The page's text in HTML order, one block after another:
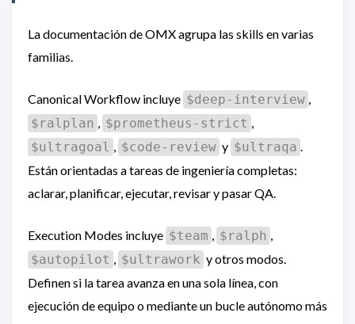
La documentación de OMX agrupa las skills en varias
familias.
Canonical Workflow incluye $deep-interview ,
$ralplan , $prometheus-strict ,
$ultragoal , $code-review y $ultraqa .
Están orientadas a tareas de ingeniería completas:
aclarar, planificar, ejecutar, revisar y pasar QA.
Execution Modes incluye $team , $ralph ,
$autopilot , $ultrawork y otros modos.
Definen si la tarea avanza en una sola línea, con
ejecución de equipo o mediante un bucle autónomo más